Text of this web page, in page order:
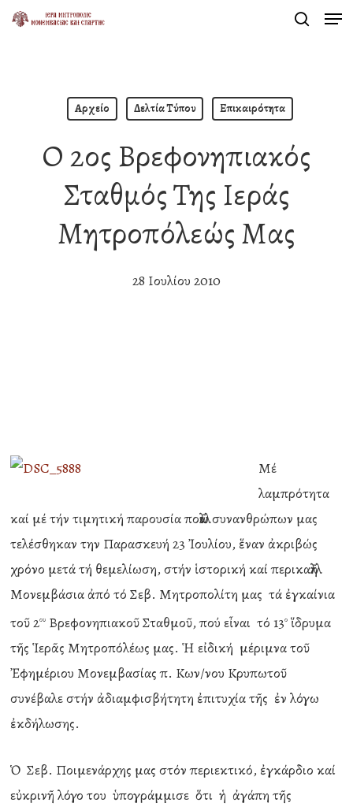
Skip
Αρχείο Δελτία Τύπου Επικαιρότητα
Ο 2ος Βρεφονηπιακός
Σταθμός Της Ιεράς
Μητροπόλεώς Μας
28 Ιουλίου 2010
Μέ
λαμπρότητα
καί μέ τήν τιμητική παρουσία πολλῶν συνανθρώπων μας
τελέσθηκαν την Παρασκευή 23 Ἰουλίου, ἕναν ἀκριβώς
χρόνο μετά τή θεμελίωση, στήν ἱστορική καί περικαλλῆ
Μονεμβάσια ἀπό τό Σεβ. Μητροπολίτη μας τά ἐγκαίνια
τοῦ 2ου Βρεφονηπιακοῦ Σταθμοῦ, πού εἶναι τό 13ο ἵδρυμα
τῆς Ἱερᾶς Μητροπόλέως μας. Ἡ εἰδική μέριμνα τοῦ
Ἐφημέριου Μονεμβασίας π. Κων/νου Κρυπωτοῦ
συνέβαλε στήν ἀδιαμφισβήτητη ἐπιτυχία τῆς ἐν λόγω
ἐκδήλωσης.
Ὁ Σεβ. Ποιμενάρχης μας στόν περιεκτικό, ἐγκάρδιο καί
εὐκρινῆ λόγο του ὑπογράμμισε ὅτι ἡ ἀγάπη τῆς